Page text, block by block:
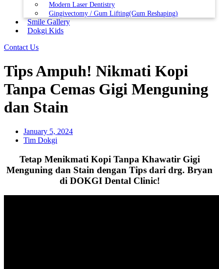
Modern Laser Dentistry
Gingivectomy / Gum Lifting(Gum Reshaping)
Smile Gallery
Dokgi Kids
Contact Us
Tips Ampuh! Nikmati Kopi
Tanpa Cemas Gigi Menguning
dan Stain
January 5, 2024
Tim Dokgi
Tetap Menikmati Kopi Tanpa Khawatir Gigi
Menguning dan Stain dengan Tips dari drg. Bryan
di DOKGI Dental Clinic!